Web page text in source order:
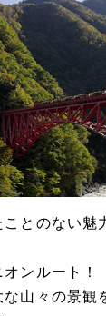
とのない魅
ンルート！
山々の景観